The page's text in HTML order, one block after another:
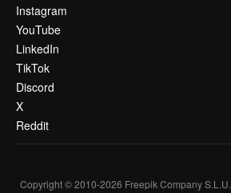
Instagram
YouTube
LinkedIn
TikTok
Discord
X
Reddit
Copyright © 2010-2026 Freepik Company S.L.U.